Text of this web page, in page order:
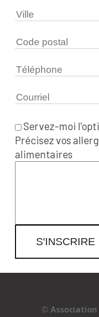
Servez-moi
Précisez vos
alimentaires
S'INSCRIRE
©